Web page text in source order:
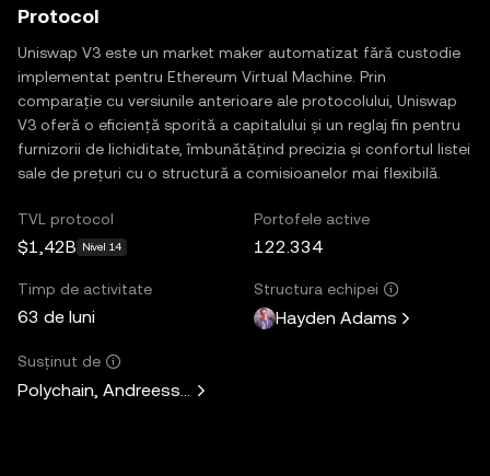
Protocol
Uniswap V3 este un market maker automatizat fără custodie
implementat pentru Ethereum Virtual Machine. Prin
comparație cu versiunile anterioare ale protocolului, Uniswap
V3 oferă o eficiență sporită a capitalului și un reglaj fin pentru
furnizorii de lichiditate, îmbunătățind precizia și confortul listei
sale de prețuri cu o structură a comisioanelor mai flexibilă.
TVL protocol
$1,42B Nivel 14
Portofele active
122.334
Timp de activitate
63 de luni
Structura echipei
Hayden Adams
Susținut de
Polychain, Andreessen Horowitz, Paradigm, Variant Fund,